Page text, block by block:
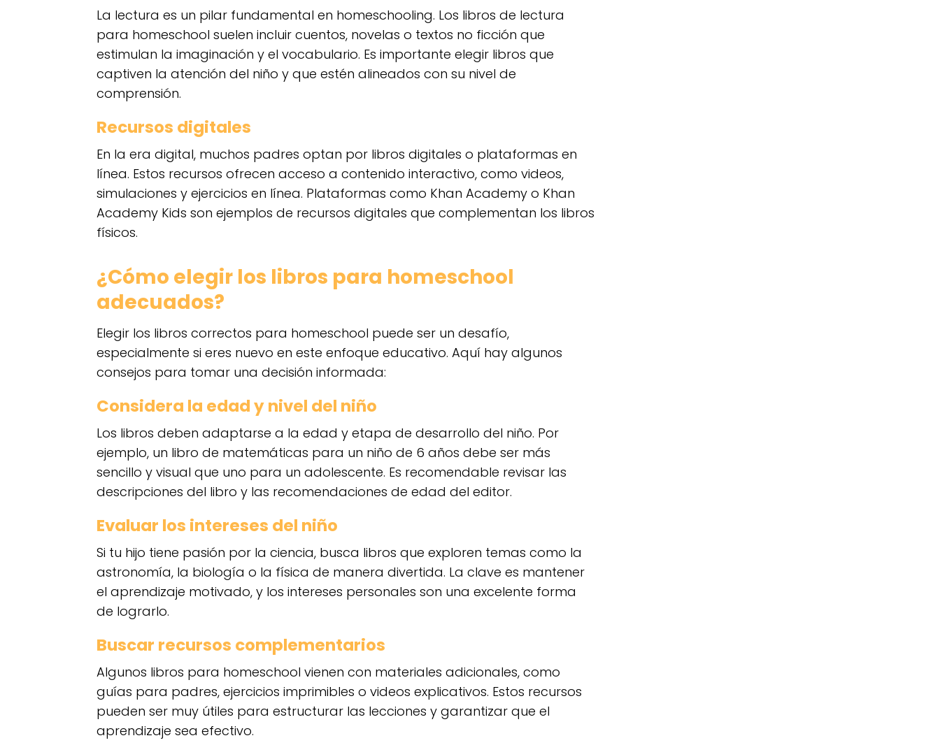
La lectura es un pilar fundamental en homeschooling. Los libros de lectura
para homeschool suelen incluir cuentos, novelas o textos no ficción que
estimulan la imaginación y el vocabulario. Es importante elegir libros que
captiven la atención del niño y que estén alineados con su nivel de
comprensión.
Recursos digitales
En la era digital, muchos padres optan por libros digitales o plataformas en
línea. Estos recursos ofrecen acceso a contenido interactivo, como videos,
simulaciones y ejercicios en línea. Plataformas como Khan Academy o Khan
Academy Kids son ejemplos de recursos digitales que complementan los libros
físicos.
¿Cómo elegir los libros para homeschool
adecuados?
Elegir los libros correctos para homeschool puede ser un desafío,
especialmente si eres nuevo en este enfoque educativo. Aquí hay algunos
consejos para tomar una decisión informada:
Considera la edad y nivel del niño
Los libros deben adaptarse a la edad y etapa de desarrollo del niño. Por
ejemplo, un libro de matemáticas para un niño de 6 años debe ser más
sencillo y visual que uno para un adolescente. Es recomendable revisar las
descripciones del libro y las recomendaciones de edad del editor.
Evaluar los intereses del niño
Si tu hijo tiene pasión por la ciencia, busca libros que exploren temas como la
astronomía, la biología o la física de manera divertida. La clave es mantener
el aprendizaje motivado, y los intereses personales son una excelente forma
de lograrlo.
Buscar recursos complementarios
Algunos libros para homeschool vienen con materiales adicionales, como
guías para padres, ejercicios imprimibles o videos explicativos. Estos recursos
pueden ser muy útiles para estructurar las lecciones y garantizar que el
aprendizaje sea efectivo.